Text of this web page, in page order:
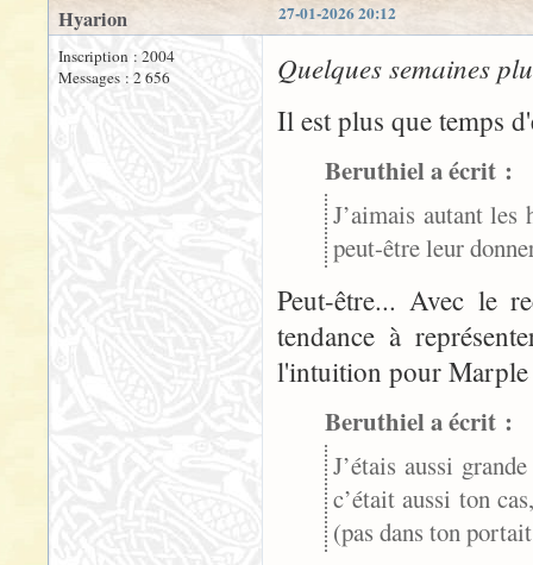
27-01-2026 20:12
Hyarion
Inscription : 2004
Messages : 2 656
Quelques semaines
Il est plus que temps
Beruthiel a écrit :
J’aimais autant
peut-être leur
Peut-être... Avec le
tendance à
l'intuition pour
Beruthiel a écrit :
J’étais aussi
c’était aussi ton
(pas dans ton